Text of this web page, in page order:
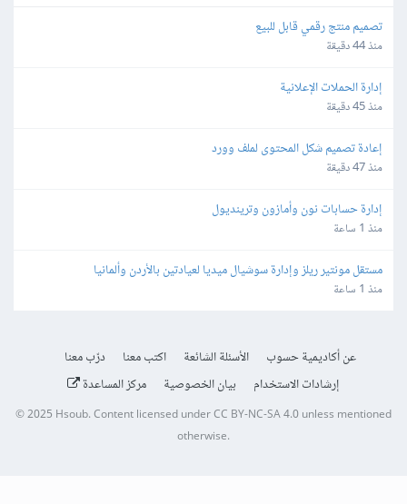
تصميم منتج رقمي قابل للبيع
منذ 44 دقيقة
إدارة الحملات الإعلانية
منذ 45 دقيقة
إعادة تصميم شكل المحتوى لملف وورد
منذ 47 دقيقة
إدارة حسابات نون وأمازون وترينديول
منذ 1 ساعة
مستقل مونتير ريلز وإدارة سوشيال ميديا لعيادتين بالأردن وألمانيا
منذ 1 ساعة
عن أكاديمية حسوب الأسئلة الشائعة اكتب معنا
درّب معنا
إرشادات الاستخدام
بيان الخصوصية مركز المساعدة
© 2025 Hsoub.Content licensed underCC BY-NC-SA 4.0unless mentioned
otherwise.